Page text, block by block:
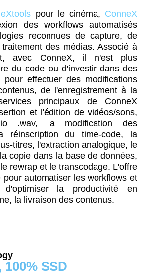
pour le cinéma, ConneX
des workflows automatisés
reconnues de capture, de
des médias. Associé à
avec ConneX, il n'est plus
du code ou d'investir dans des
pour effectuer des modifications
de l'enregistrement à la
principaux de ConneX
et l'édition de vidéos/sons,
.wav, la modification des
réinscription du time-code, la
titres, l'extraction analogique, le
copie dans la base de données,
rewrap et le transcodage. L'offre
pour automatiser les workflows et
d'optimiser la productivité en
la livraison des contenus.
SSD